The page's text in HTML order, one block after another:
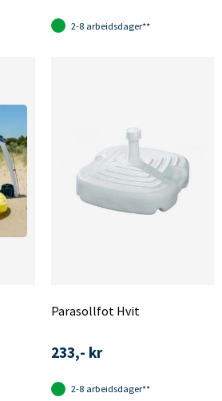
2-8 arbeidsdager**
Parasollfot Hvit
233,- kr
2-8 arbeidsdager**